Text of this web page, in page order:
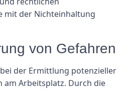
mit der Nichteinhaltung
von Gefahren
der Ermittlung potenzieller
am Arbeitsplatz. Durch die